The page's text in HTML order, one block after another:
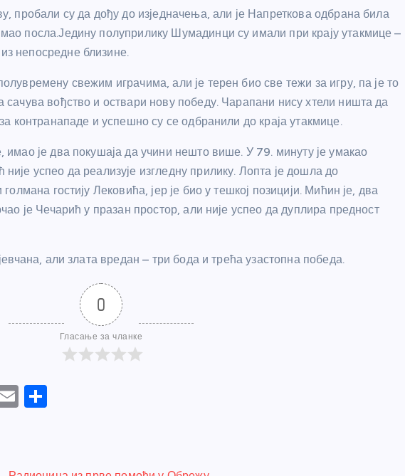
пробали су да дођу до изједначења, али је Напреткова одбрана била
посла.Једину полуприлику Шумадинци су имали при крају утакмице –
непосредне близине.
свежим играчима, али је терен био све тежи за игру, па је то
сачува вођство и оствари нову победу. Чарапани нису хтели ништа да
контранападе и успешно су се одбранили до краја утакмице.
имао је два покушаја да учини нешто више. У 79. минуту је умакао
успео да реализује изгледну прилику. Лопта је дошла до
гостију Лековића, јер је био у тешкој позицији. Мићин је, два
је Чечарић у празан простор, али није успео да дуплира предност
али злата вредан – три бода и трећа узастопна победа.
0
Гласање за чланке
E